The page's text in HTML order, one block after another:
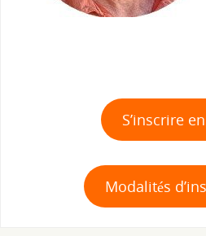
S’inscrire
Modalités